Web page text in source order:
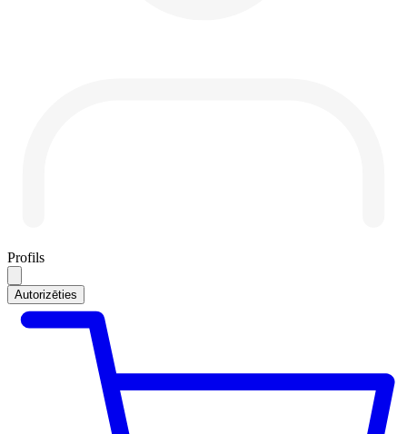
Profils
Autorizēties